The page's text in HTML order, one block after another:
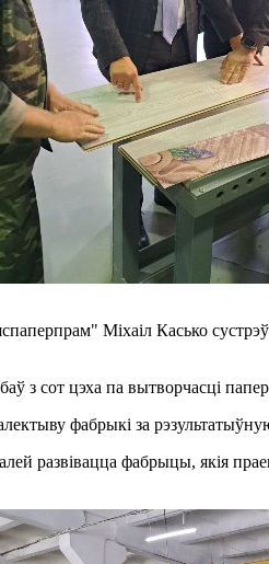
Міхаіл Касько
з сот цэха па вытворчасці
фабрыкі за
развівацца фабрыцы, якія